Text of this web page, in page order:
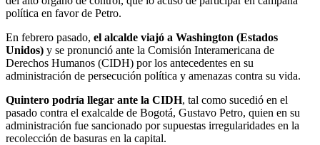
política en favor de Petro.
En febrero pasado, el alcalde viajó a Washington (Estados
Unidos) y se pronunció ante la Comisión Interamericana de
Derechos Humanos (CIDH) por los antecedentes en su
administración de persecución política y amenazas contra su vida.
Quintero podría llegar ante la CIDH, tal como sucedió en el
pasado contra el exalcalde de Bogotá, Gustavo Petro, quien en su
administración fue sancionado por supuestas irregularidades en la
recolección de basuras en la capital.